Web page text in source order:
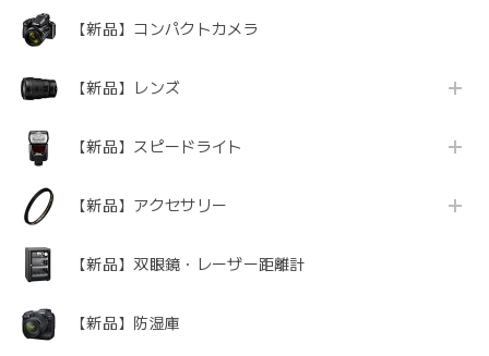
【新品】コンパクトカメラ
【新品】レンズ
【新品】スピードライト
【新品】アクセサリー
【新品】双眼鏡・レーザー距離計
【新品】防湿庫